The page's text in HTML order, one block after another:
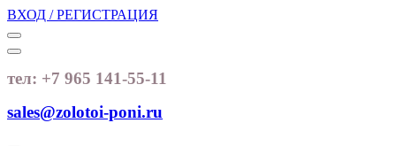
ВХОД / РЕГИСТРАЦИЯ
тел: +7 965 141-55-11
sales@zolotoi-poni.ru